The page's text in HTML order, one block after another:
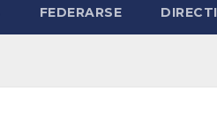
FEDERARSE